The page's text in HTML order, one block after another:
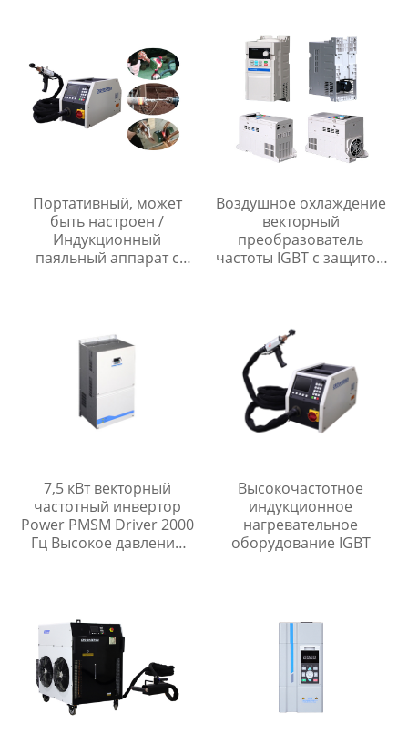
Портативный, может
быть настроен /
Индукционный
паяльный аппарат с
Воздушное охлаждение
векторный
преобразователь
частоты IGBT с защитой
7,5 кВт векторный
частотный инвертор
Power PMSM Driver 2000
Гц Высокое давление
Высокочастотное
индукционное
нагревательное
оборудование IGBT